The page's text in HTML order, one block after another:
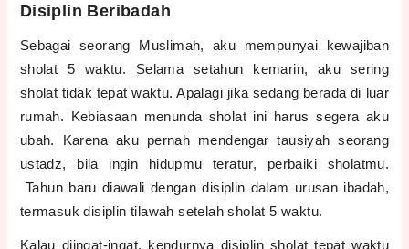
Disiplin Beribadah
Sebagai seorang Muslimah, aku mempunyai kewajiban
sholat 5 waktu. Selama setahun kemarin, aku sering
sholat tidak tepat waktu. Apalagi jika sedang berada di luar
rumah. Kebiasaan menunda sholat ini harus segera aku
ubah. Karena aku pernah mendengar tausiyah seorang
ustadz, bila ingin hidupmu teratur, perbaiki sholatmu.
Tahun baru diawali dengan disiplin dalam urusan ibadah,
termasuk disiplin tilawah setelah sholat 5 waktu.
Kalau diingat-ingat, kendurnya disiplin sholat tepat waktu